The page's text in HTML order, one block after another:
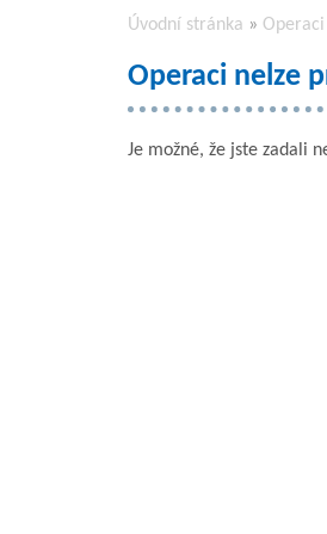
Úvodní stránka »
Operaci nelze
Je možné, že jste zadali